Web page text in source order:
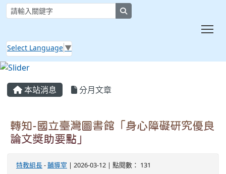
Select Language ▼
本站消息 分月文章
轉知-國立臺灣圖書館「身心障礙研究優良
論文獎助要點」
特教組長-輔導室 | 2026-03-12 | 點閱數： 131